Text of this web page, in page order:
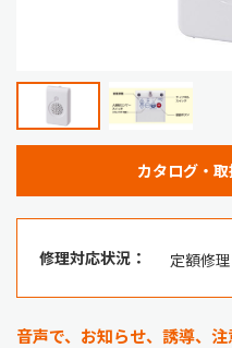
カタログ・
修理対応状況： 定額修理
音声で、お知らせ、誘導、